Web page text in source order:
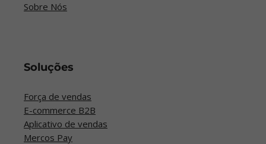
Sobre Nós
Soluções
Força de vendas
E-commerce B2B
Aplicativo de vendas
Mercos Pay